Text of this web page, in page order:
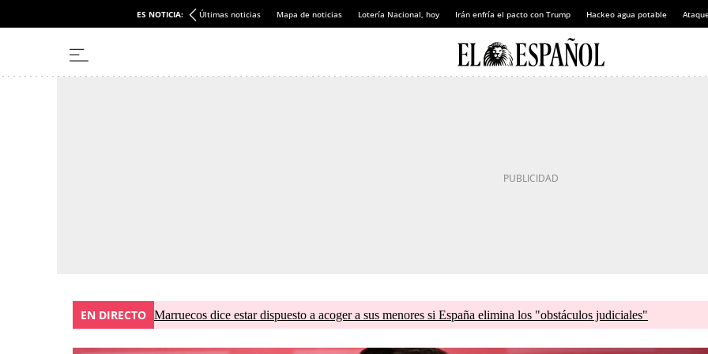
ES NOTICIA: Últimas noticias Mapa de noticias Lotería Nacional, hoy Irán enfría el pacto con Trump Hackeo agua potable
EN DIRECTO Marruecos dice estar dispuesto a acoger a sus menores si España elimina los "obstáculos judiciales"